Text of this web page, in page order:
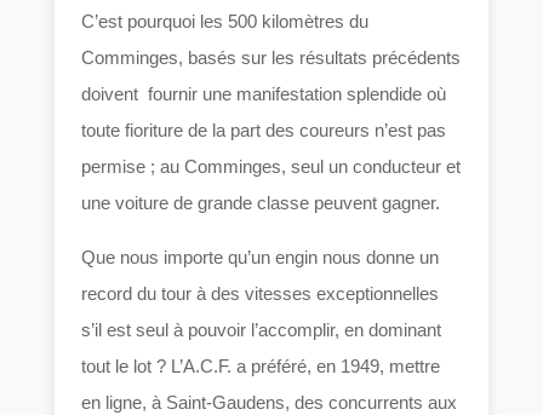
C’est pourquoi les 500 kilomètres du
Comminges, basés sur les résultats précédents
doivent fournir une manifestation splendide où
toute fioriture de la part des coureurs n’est pas
permise ; au Comminges, seul un conducteur et
une voiture de grande classe peuvent gagner.
Que nous importe qu’un engin nous donne un
record du tour à des vitesses exceptionnelles
s’il est seul à pouvoir l’accomplir, en dominant
tout le lot ? L’A.C.F. a préféré, en 1949, mettre
en ligne, à Saint-Gaudens, des concurrents aux